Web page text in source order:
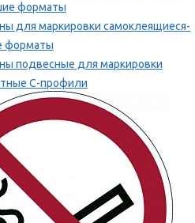
форматы
для маркировки самоклеящиеся-
форматы
подвесные для маркировки
С-профили
маркировка